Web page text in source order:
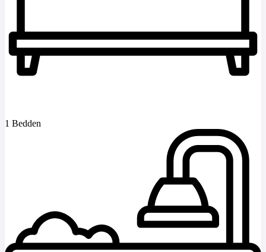
1 Bedden